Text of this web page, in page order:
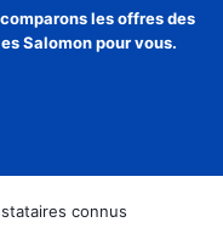
les offres des
Salomon pour vous.
connus